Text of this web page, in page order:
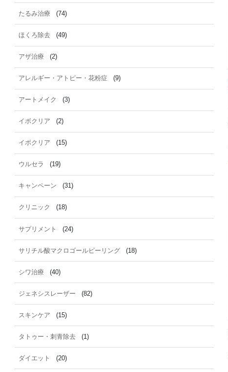
たるみ治療 (74)
ほくろ除去 (49)
アザ治療 (2)
アレルギー・アトピー・花粉症 (9)
アートメイク (3)
イボクリア (2)
イボクリア (15)
ウルセラ (19)
キャンペーン (31)
クリニック (18)
サプリメント (24)
サリチル酸マクロゴールピーリング (18)
シワ治療 (40)
ジェネシスレーザー (82)
スキンケア (15)
タトゥー・刺青除去 (1)
ダイエット (20)